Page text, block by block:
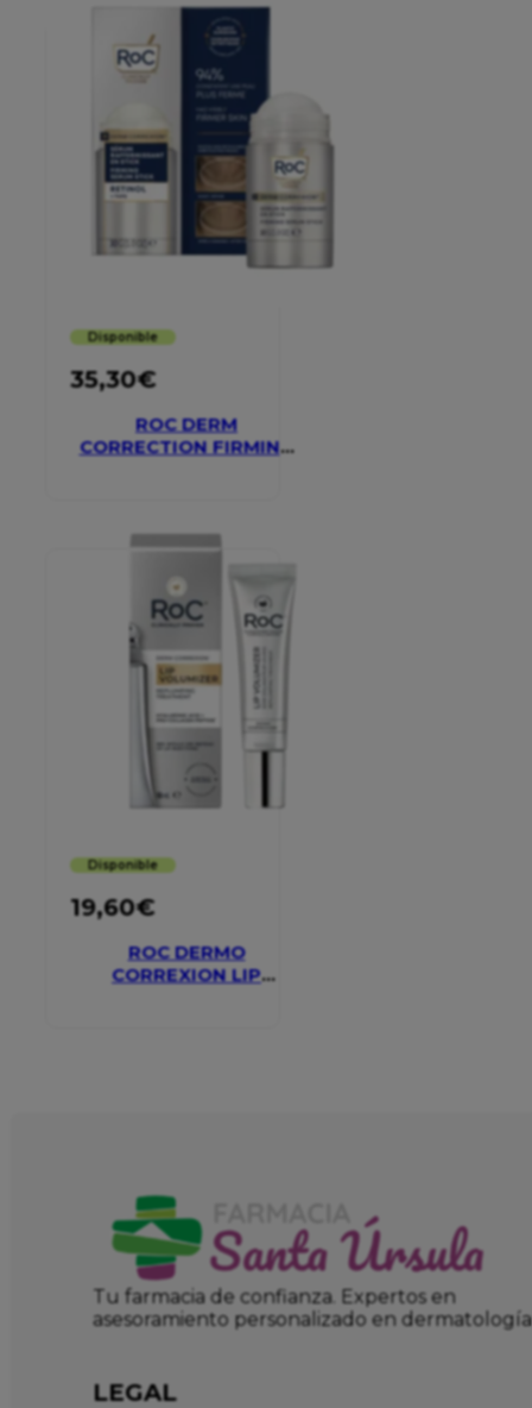
Disponible
35,30€
ROC DERM
CORRECTION FIRMING
Disponible
19,60€
ROC DERMO
CORREXION LIP
Tu farmacia de confianza. Expertos en
asesoramiento personalizado en dermatología
LEGAL